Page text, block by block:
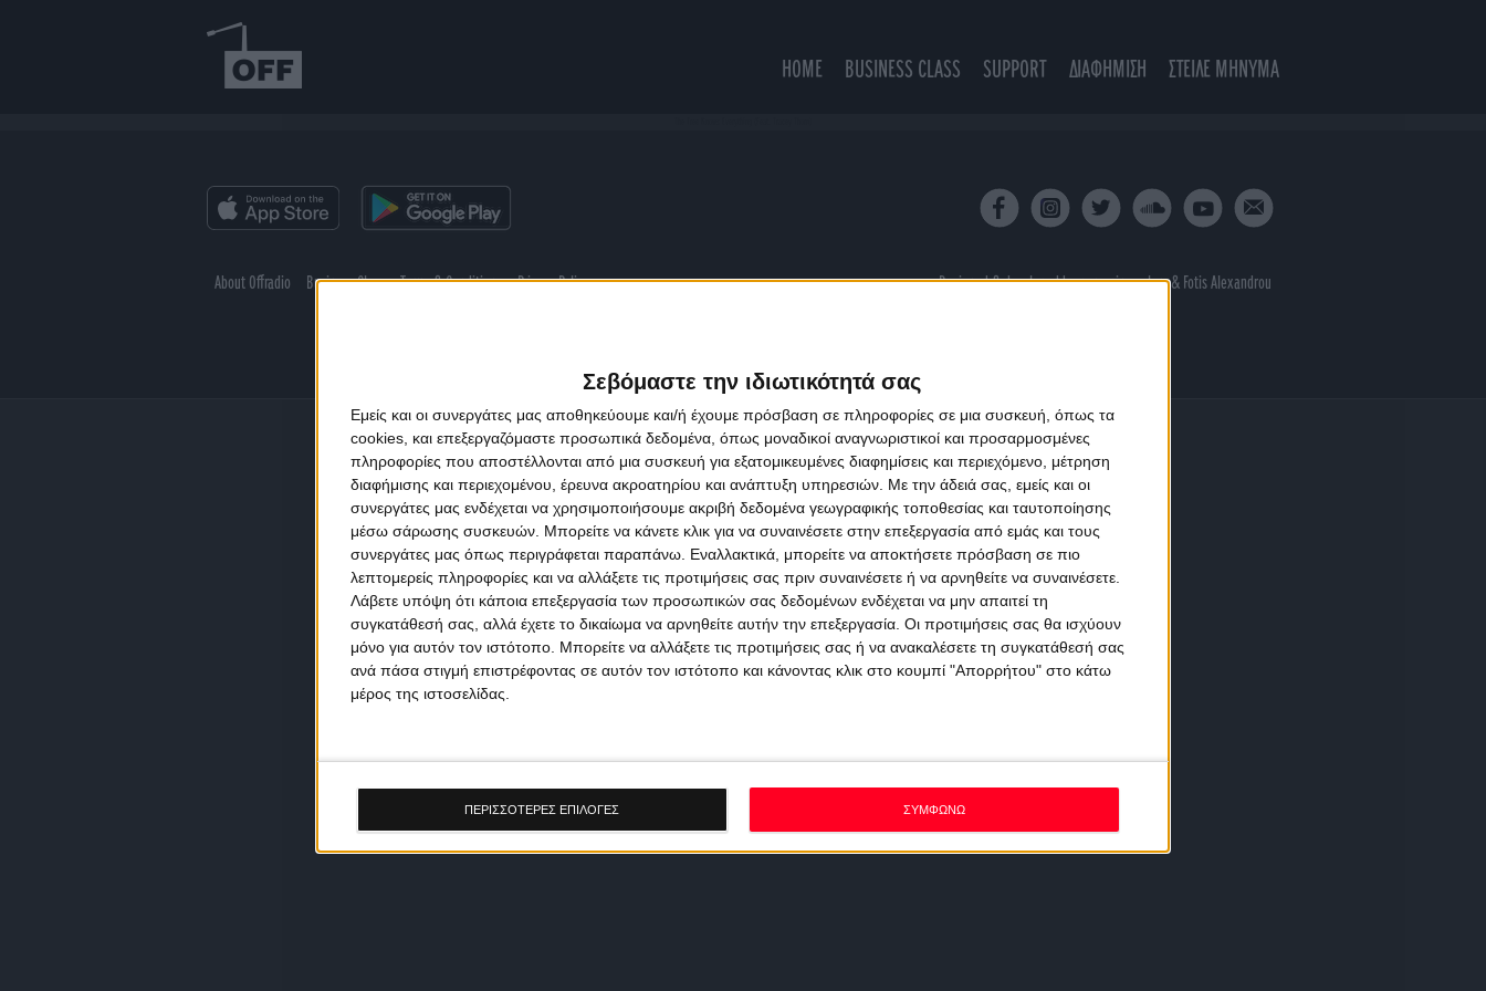
Σεβόμαστε την ιδιωτικότητά σας
Εμείς και οι συνεργάτες μας αποθηκεύουμε και/ή έχουμε πρόσβαση σε πληροφορίες σε μια συσκευή, όπως τα
cookies, και επεξεργαζόμαστε προσωπικά δεδομένα, όπως μοναδικοί αναγνωριστικοί και προσαρμοσμένες
πληροφορίες που αποστέλλονται από μια συσκευή για εξατομικευμένες διαφημίσεις και περιεχόμενο, μέτρηση
διαφήμισης και περιεχομένου, έρευνα ακροατηρίου και ανάπτυξη υπηρεσιών. Με την άδειά σας, εμείς και οι
συνεργάτες μας ενδέχεται να χρησιμοποιήσουμε ακριβή δεδομένα γεωγραφικής τοποθεσίας και ταυτοποίησης
μέσω σάρωσης συσκευών. Μπορείτε να κάνετε κλικ για να συναινέσετε στην επεξεργασία από εμάς και τους
συνεργάτες μας όπως περιγράφεται παραπάνω. Εναλλακτικά, μπορείτε να αποκτήσετε πρόσβαση σε πιο
λεπτομερείς πληροφορίες και να αλλάξετε τις προτιμήσεις σας πριν συναινέσετε ή να αρνηθείτε να συναινέσετε.
Λάβετε υπόψη ότι κάποια επεξεργασία των προσωπικών σας δεδομένων ενδέχεται να μην απαιτεί τη
συγκατάθεσή σας, αλλά έχετε το δικαίωμα να αρνηθείτε αυτήν την επεξεργασία. Οι προτιμήσεις σας θα ισχύουν
μόνο για αυτόν τον ιστότοπο. Μπορείτε να αλλάξετε τις προτιμήσεις σας ή να ανακαλέσετε τη συγκατάθεσή σας
ανά πάσα στιγμή επιστρέφοντας σε αυτόν τον ιστότοπο και κάνοντας κλικ στο κουμπί "Απορρήτου" στο κάτω
μέρος της ιστοσελίδας.
ΠΕΡΙΣΣΟΤΕΡΕΣ ΕΠΙΛΟΓΕΣ ΣΥΜΦΩΝΩ
HOME BUSINESS CLASS SUPPORT ΔΙΑΦΗΜΙΣΗ ΣΤΕΙΛΕ ΜΗΝΥΜΑ
About Offradio Business Class Terms & Conditions Privacy Policy Designed & developed byporcupine colors& Fotis Alexandrou